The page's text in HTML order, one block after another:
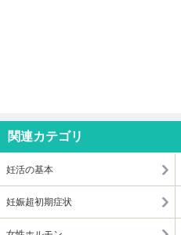
関連カテゴリ
妊活の基本
妊娠超初期症状